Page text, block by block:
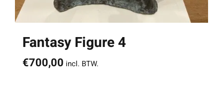
Fantasy Figure 4
€700,00 incl. BTW.